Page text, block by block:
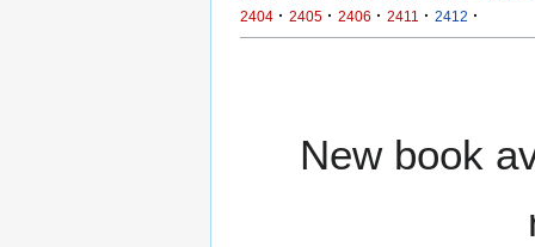
2404 · 2405 · 2406 · 2411 · 2412 ·
New book